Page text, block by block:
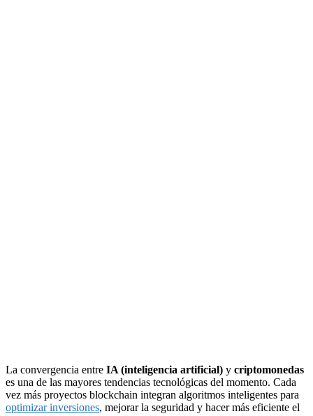
La convergencia entre IA (inteligencia artificial) y criptomonedas
es una de las mayores tendencias tecnológicas del momento. Cada
vez más proyectos blockchain integran algoritmos inteligentes para
optimizar inversiones, mejorar la seguridad y hacer más eficiente el